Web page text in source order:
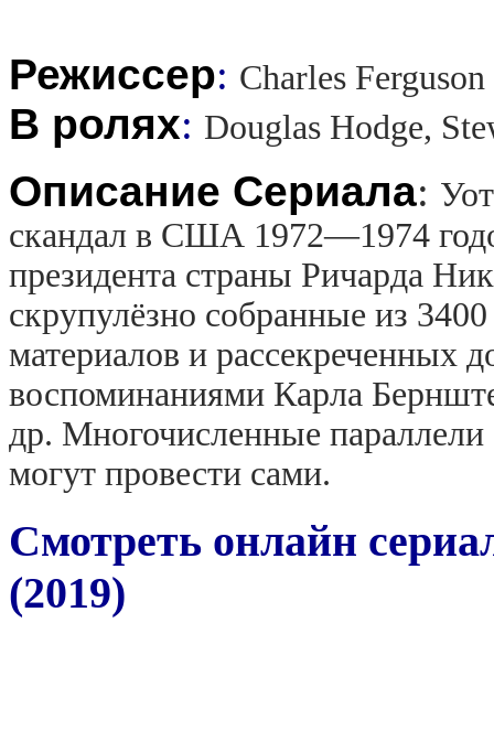
Режиссер: Charles Ferguson
В ролях: Douglas Hodge,
Описание Сериала:
скандал в США 1972—1974
президента страны Ричарда
скрупулёзно собранные из
материалов и рассекреченных
воспоминаниями Карла
др. Многочисленные
могут провести сами.
Смотреть онлайн
(2019)